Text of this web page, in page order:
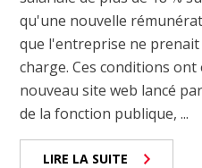
qu'une nouvelle
que l'entreprise ne
charge. Ces conditions
nouveau site web lancé
de la fonction publique, ...
LIRE LA SUITE